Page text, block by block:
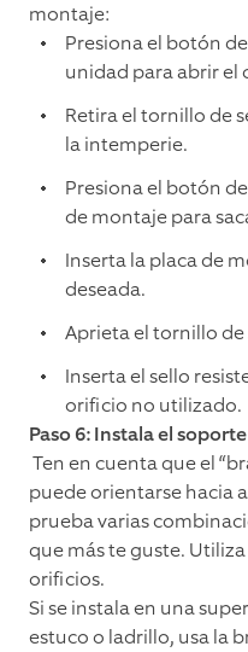
montaje:
Presiona el botón
unidad para abrir
Retira el tornillo de
la intemperie.
Presiona el botón
de montaje para
Inserta la placa de
deseada.
Aprieta el tornillo
Inserta el sello
orificio no utilizado.
Paso 6: Instala el
Ten en cuenta que el
puede orientarse hacia
prueba varias
que más te guste.
orificios.
Si se instala en una
estuco o ladrillo, usa la